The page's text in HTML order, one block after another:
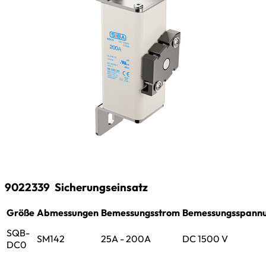
9022339 Sicherungseinsatz
Größe Abmessungen Bemessungsstrom
SQB-
DC0
SM142 25A - 200A DC 1500 V